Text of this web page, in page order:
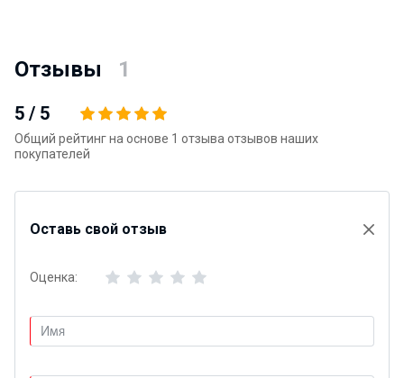
Отзывы 1
5 / 5
Общий рейтинг на основе 1 отзыва отзывов наших
покупателей
Оставь свой отзыв
Оценка: